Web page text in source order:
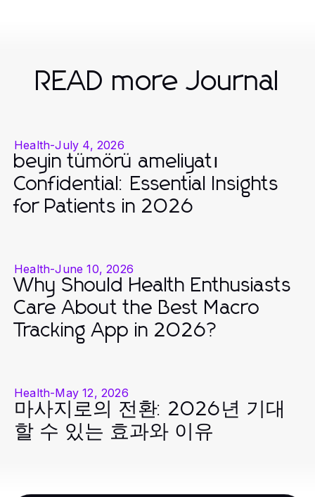
READ more Journal
Health-July 4, 2026
beyin tümörü ameliyatı
Confidential: Essential Insights
for Patients in 2026
Health-June 10, 2026
Why Should Health Enthusiasts
Care About the Best Macro
Tracking App in 2026?
Health-May 12, 2026
마사지로의 전환: 2026년 기대
할 수 있는 효과와 이유